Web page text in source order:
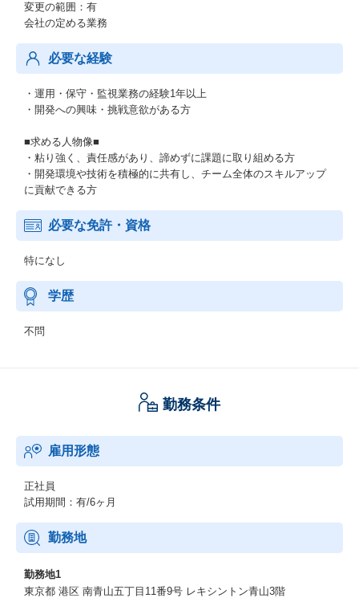
変更の範囲：有
会社の定める業務
必要な経験
・運用・保守・監視業務の経験1年以上
・開発への興味・挑戦意欲がある方
■求める人物像■
・粘り強く、責任感があり、諦めずに課題に取り組める方
・開発環境や技術を積極的に共有し、チーム全体のスキルアップ
に貢献できる方
必要な免許・資格
特になし
学歴
不問
勤務条件
雇用形態
正社員
試用期間：有/6ヶ月
勤務地
勤務地1
東京都 港区 南青山五丁目11番9号 レキシントン青山3階